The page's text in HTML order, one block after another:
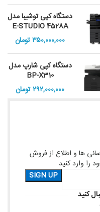
دستگاه کپی توشیبا مدل
E-STUDIO 4528A
۳۵۰,۰۰۰,۰۰۰تومان
دستگاه کپی شارپ مدل
BP-X310
۲۹۲,۰۰۰,۰۰۰تومان
ها و اطلاع از فروش
را وارد کنید
کنید